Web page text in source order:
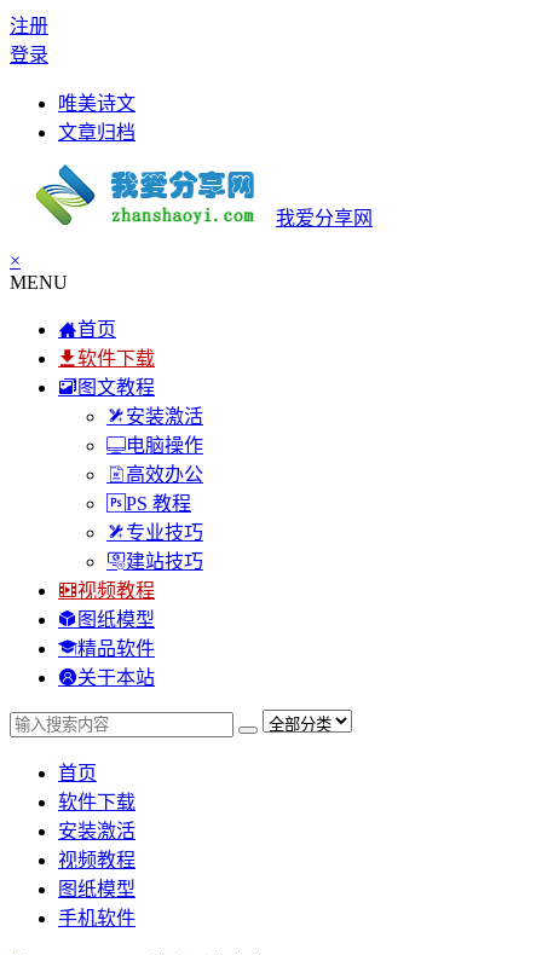
注册
登录
唯美诗文
文章归档
我爱分享网
×
MENU
首页
软件下载
图文教程
安装激活
电脑操作
高效办公
PS 教程
专业技巧
建站技巧
视频教程
图纸模型
精品软件
关于本站
首页
软件下载
安装激活
视频教程
图纸模型
手机软件